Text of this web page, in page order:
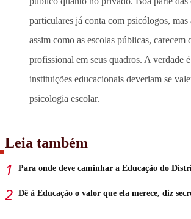
particulares já conta com psicólogos, mas
assim como as escolas públicas, carecem
profissional em seus quadros. A verdade
instituições educacionais deveriam se
psicologia escolar.
Leia também
Para onde deve caminhar a Educação do
Dê à Educação o valor que ela merece, diz